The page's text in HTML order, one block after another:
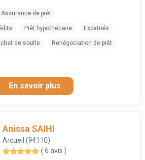
Assurance de prêt
Prêt hypothécaire Expatriés
de soulte Renégociation de prêt
En savoir plus
Anissa SAIHI
Arcueil (94110)
( 6 avis )